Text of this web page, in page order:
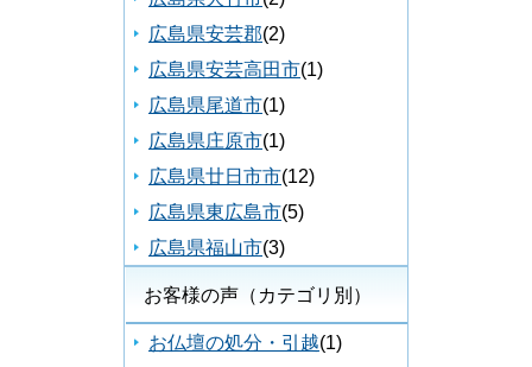
広島県安芸郡(2)
広島県安芸高田市(1)
広島県尾道市(1)
広島県庄原市(1)
広島県廿日市市(12)
広島県東広島市(5)
広島県福山市(3)
お客様の声（カテゴリ別）
お仏壇の処分・引越(1)